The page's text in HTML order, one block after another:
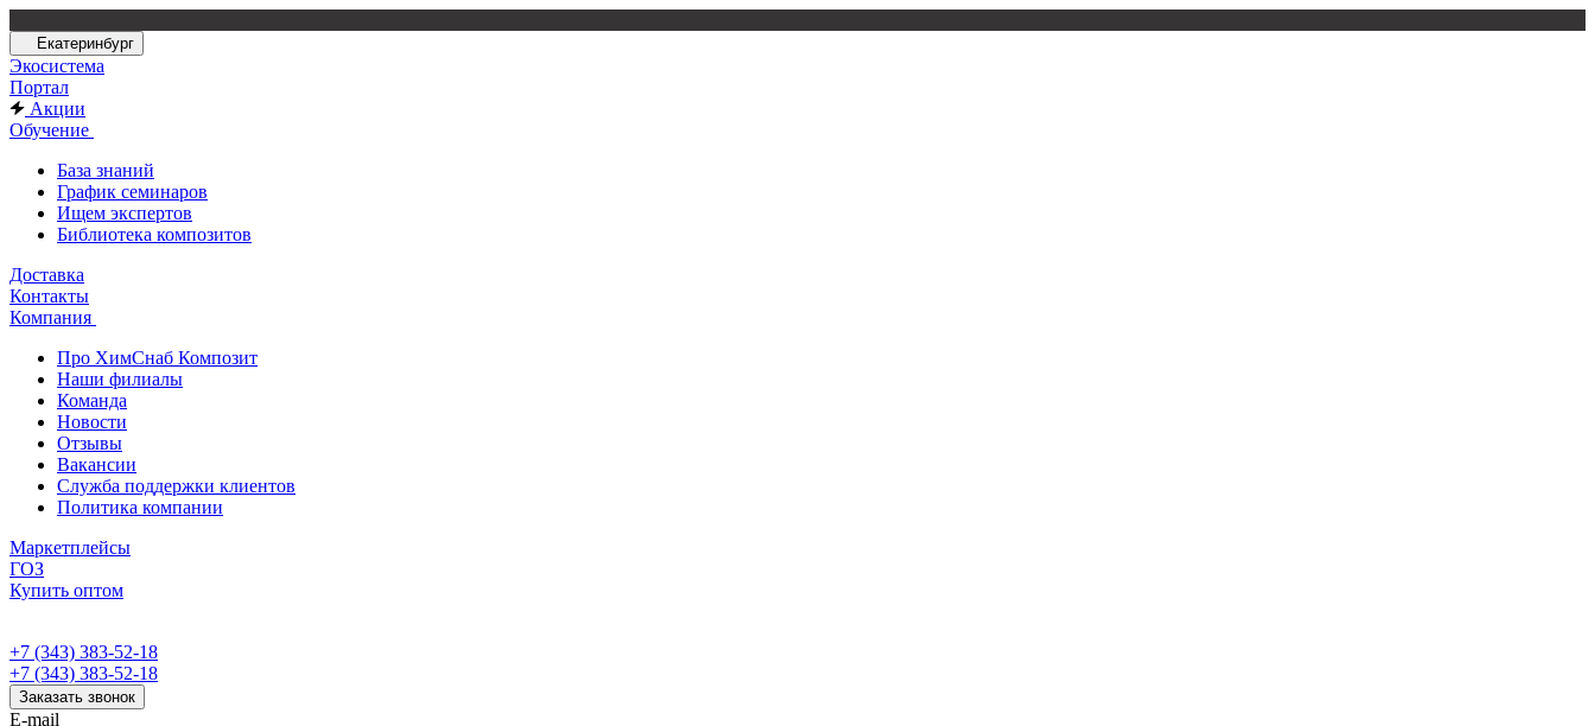
Екатеринбург
Экосистема
Портал
Акции
Обучение
База знаний
График семинаров
Ищем экспертов
Библиотека композитов
Доставка
Контакты
Компания
Про ХимСнаб Композит
Наши филиалы
Команда
Новости
Отзывы
Вакансии
Служба поддержки клиентов
Политика компании
Маркетплейсы
ГОЗ
Купить оптом
+7 (343) 383-52-18
+7 (343) 383-52-18
Заказать звонок
E-mail